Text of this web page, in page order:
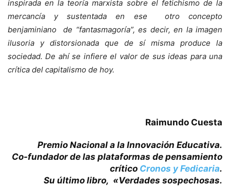
inspirada en la teoría marxista sobre el fetichismo de la
mercancía y sustentada en ese otro concepto
benjaminiano de “fantasmagoría”, es decir, en la imagen
ilusoria y distorsionada que de sí misma produce la
sociedad. De ahí se infiere el valor de sus ideas para una
crítica del capitalismo de hoy.
Raimundo Cuesta
Premio Nacional a la Innovación Educativa.
Co-fundador de las plataformas de pensamiento
crítico Cronos y Fedicaria.
Su último libro, «Verdades sospechosas.